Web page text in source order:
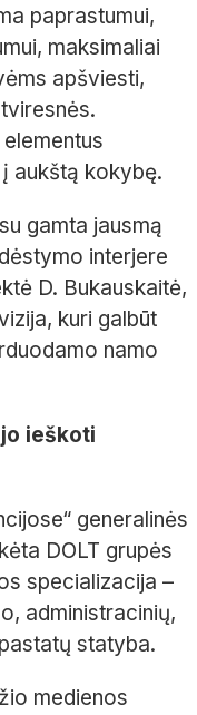
paprastumui,
maksimaliai
apšviesti,
aukštą kokybę.
gamta jausmą
interjere
D. Bukauskaitė,
kuri galbūt
namo
ieškoti
generalinės
DOLT grupės
specializacija –
administracinių,
statyba.
medienos